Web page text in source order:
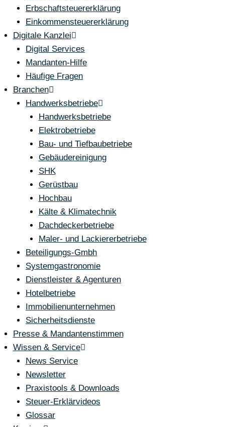
Erbschaftsteuererklärung
Einkommensteuererklärung
Digitale Kanzlei
Digital Services
Mandanten-Hilfe
Häufige Fragen
Branchen
Handwerksbetriebe
Handwerksbetriebe
Elektrobetriebe
Bau- und Tiefbaubetriebe
Gebäudereinigung
SHK
Gerüstbau
Hochbau
Kälte & Klimatechnik
Dachdeckerbetriebe
Maler- und Lackiererbetriebe
Beteiligungs-Gmbh
Systemgastronomie
Dienstleister & Agenturen
Hotelbetriebe
Immobilienunternehmen
Sicherheitsdienste
Presse & Mandantenstimmen
Wissen & Service
News Service
Newsletter
Praxistools & Downloads
Steuer-Erklärvideos
Glossar